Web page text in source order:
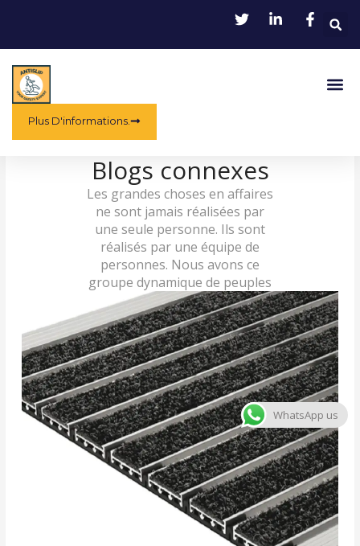
Plus D'informations.
Blogs connexes
Les grandes choses en affaires
ne sont jamais réalisées par
une seule personne. Ils sont
réalisés par une équipe de
personnes. Nous avons ce
groupe dynamique de peuples
WhatsApp us